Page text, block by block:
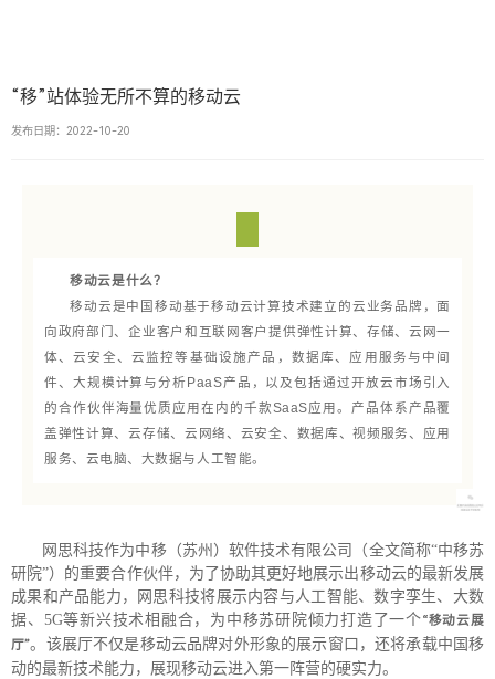
“移”站体验无所不算的移动云
发布日期：2022-10-20
移动云是什么？
移动云是中国移动基于移动云计算技术建立的云业务品牌，面
向政府部门、企业客户和互联网客户提供弹性计算、存储、云网一
体、云安全、云监控等基础设施产品，数据库、应用服务与中间
件、大规模计算与分析PaaS产品，以及包括通过开放云市场引入
的合作伙伴海量优质应用在内的千款SaaS应用。产品体系产品覆
盖弹性计算、云存储、云网络、云安全、数据库、视频服务、应用
服务、云电脑、大数据与人工智能。
网思科技作为中移（苏州）软件技术有限公司（全文简称“中移苏
研院”）的重要合作伙伴，为了协助其更好地展示出移动云的最新发展
成果和产品能力，网思科技将展示内容与人工智能、数字孪生、大数
据、5G等新兴技术相融合，为中移苏研院倾力打造了一个“移动云展
厅”。该展厅不仅是移动云品牌对外形象的展示窗口，还将承载中国移
动的最新技术能力，展现移动云进入第一阵营的硬实力。